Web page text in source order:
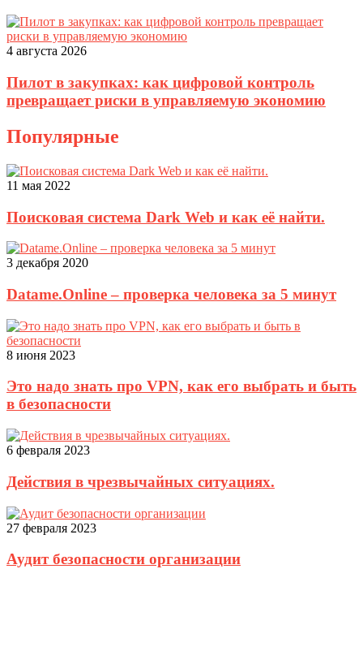
4 августа 2026
Пилот в закупках: как цифровой контроль
превращает риски в управляемую экономию
Популярные
11 мая 2022
Поисковая система Dark Web и как её найти.
3 декабря 2020
Datame.Online – проверка человека за 5 минут
8 июня 2023
Это надо знать про VPN, как его выбрать и быть
в безопасности
6 февраля 2023
Действия в чрезвычайных ситуациях.
27 февраля 2023
Аудит безопасности организации